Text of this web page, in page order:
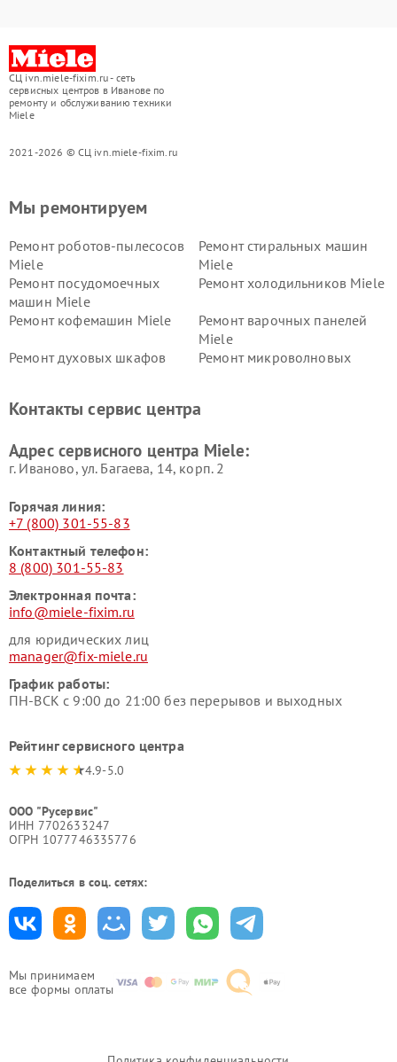
СЦ ivn.miele-fixim.ru - сеть
сервисных центров в Иванове по
ремонту и обслуживанию техники
Miele
2021-2026 © СЦ ivn.miele-fixim.ru
Мы принимаем
все формы оплаты
Мы ремонтируем
Ремонт роботов-пылесосов
Miele
Ремонт стиральных машин
Miele
Ремонт посудомоечных
машин Miele
Ремонт холодильников Miele
Ремонт кофемашин Miele
Ремонт варочных панелей
Miele
Ремонт духовых шкафов
Ремонт микроволновых
Miele
Miele
пылесосов Miele
Контакты сервис центра
Адрес сервисного центра Miele:
г. Иваново, ул. Багаева, 14, корп. 2
Горячая линия:
+7 (800) 301-55-83
Контактный телефон:
8 (800) 301-55-83
Электронная почта:
info@miele-fixim.ru
для юридических лиц
manager@fix-miele.ru
График работы:
ПН-ВСК с 9:00 до 21:00 без перерывов и выходных
Рейтинг сервисного центра
4.9-5.0
ООО "Русервис"
ИНН 7702633247
ОГРН 1077746335776
Поделиться в соц. сетях: